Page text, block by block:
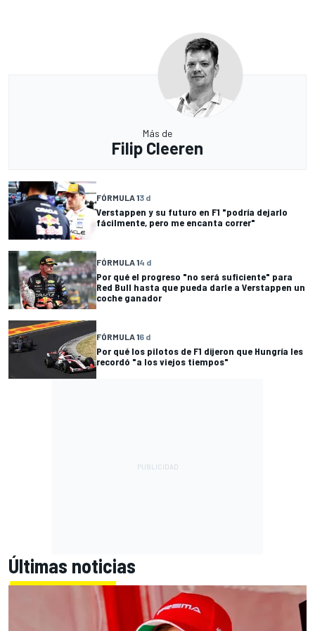
Más de
Filip Cleeren
FÓRMULA 13 d
Verstappen y su futuro en F1 "podría dejarlo
fácilmente, pero me encanta correr"
FÓRMULA 14 d
Por qué el progreso "no será suficiente" para
Red Bull hasta que pueda darle a Verstappen un
coche ganador
FÓRMULA 16 d
Por qué los pilotos de F1 dijeron que Hungría les
recordó "a los viejos tiempos"
Últimas noticias